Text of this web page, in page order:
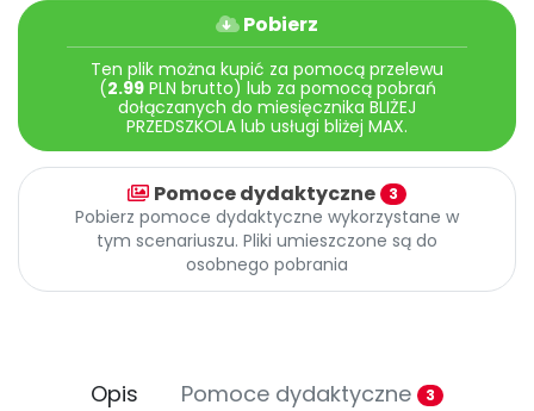
Pomoc
Pobierz
Ten plik można kupić za pomocą przelewu
(2.99PLN brutto) lub za pomocą pobrań
dołączanych do miesięcznika BLIŻEJ
PRZEDSZKOLA lub usługi bliżej MAX.
Pomoce dydaktyczne 3
Pobierz pomoce dydaktyczne wykorzystane w
tym scenariuszu. Pliki umieszczone są do
osobnego pobrania
Opis Pomoce dydaktyczne 3